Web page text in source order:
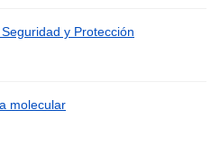
y Protección
molecular